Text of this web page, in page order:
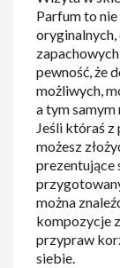
Parfum to
oryginalnych,
pewność, że
możliwych,
a tym
Jeśli któraś
możesz
prezentujące
można
kompozycje
przypraw
siebie.